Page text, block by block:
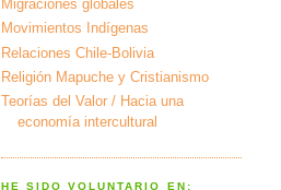
Migraciones globales
Movimientos Indígenas
Relaciones Chile-Bolivia
Religión Mapuche y Cristianismo
Teorías del Valor / Hacia una
economía intercultural
HE SIDO VOLUNTARIO EN: